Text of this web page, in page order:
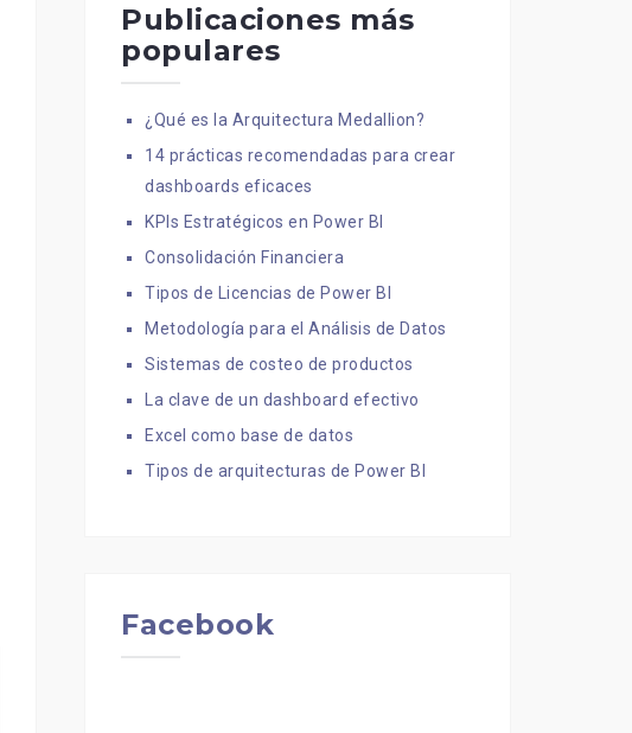
Publicaciones más
populares
¿Qué es la Arquitectura Medallion?
14 prácticas recomendadas para crear
dashboards eficaces
KPIs Estratégicos en Power BI
Consolidación Financiera
Tipos de Licencias de Power BI
Metodología para el Análisis de Datos
Sistemas de costeo de productos
La clave de un dashboard efectivo
Excel como base de datos
Tipos de arquitecturas de Power BI
Facebook